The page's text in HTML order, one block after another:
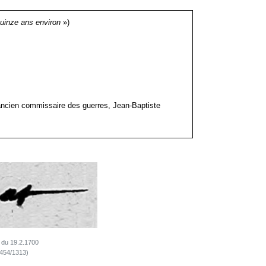
ans environ»)
commissaire des guerres, Jean-Baptiste
19.2.1700
1313)